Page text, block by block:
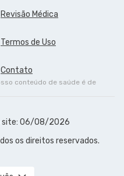
Revisão Médica
Termos de Uso
Contato
conteúdo de saúde é de
site: 06/08/2026
os direitos reservados.